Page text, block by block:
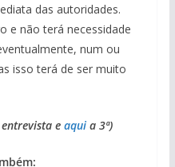
das autoridades.
e não terá necessidade
num ou
isso terá de ser muito
e aqui a 3ª)